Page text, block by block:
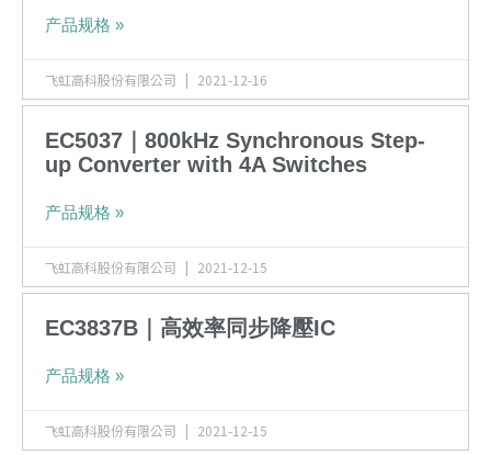
产品规格 »
飞虹高科股份有限公司 2021-12-16
EC5037｜800kHz Synchronous Step-
up Converter with 4A Switches
产品规格 »
飞虹高科股份有限公司 2021-12-15
EC3837B｜高效率同步降壓IC
产品规格 »
飞虹高科股份有限公司 2021-12-15